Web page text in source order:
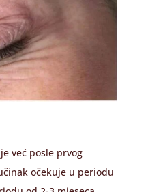
već posle prvog
očekuje u periodu